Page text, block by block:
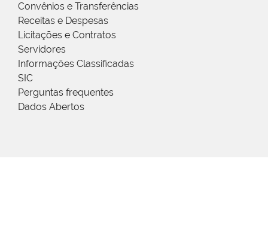
Convênios e Transferências
Receitas e Despesas
Licitações e Contratos
Servidores
Informações Classificadas
SIC
Perguntas frequentes
Dados Abertos